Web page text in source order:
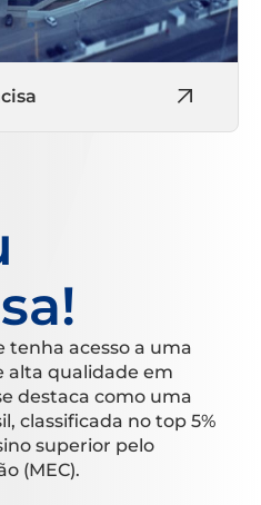
tenha acesso a uma
alta qualidade em
destaca como uma
classificada no top 5%
superior pelo
(MEC).